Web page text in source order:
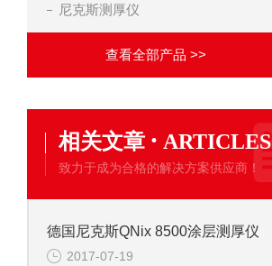
尼克斯测厚仪
查看全部产品 >>
相关文章 · ARTICLES
致力于成为合格的解决方案供应商！
德国尼克斯QNix 8500涂层测厚仪
2017-07-19